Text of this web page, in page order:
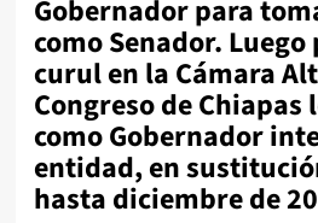
Gobernador para
como Senador.
curul en la Cámara
Congreso de
como Gobernador
entidad, en
hasta diciembre de